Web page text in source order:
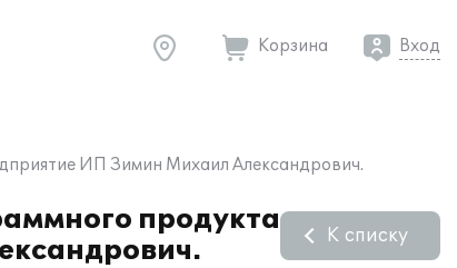
Корзина Вход
ИП Зимин Михаил Александрович.
продукта
К списку